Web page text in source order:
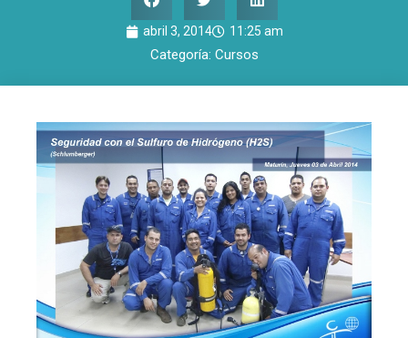
abril 3, 2014 11:25 am
Categoría: Cursos